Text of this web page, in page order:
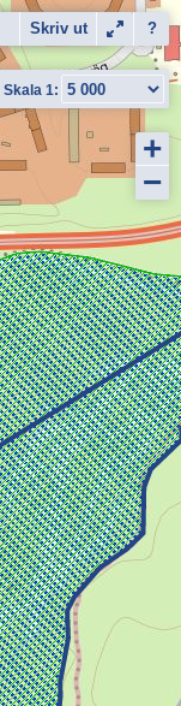
+
−
Flygfoto
Skriv ut ?
Senaste nytt